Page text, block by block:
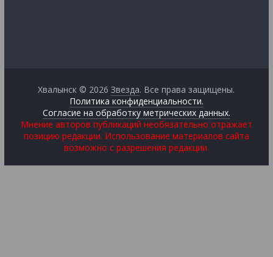
Хвалынск © 2026Звезда. Все права защищены.
Политика конфиденциальности.
Согласие на обработку метрических данных.
Мнение авторов публикаций необязательно отражает
позицию редакции. Использование материалов сайта
возможно с разрешения редакции.